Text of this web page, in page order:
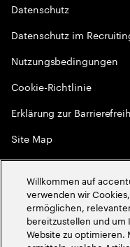
Datenschutz
Datenschutz im
Nutzungsbedingungen
Cookie-Richtlinie
Erklärung zur
Site Map
Globale Meritokratie
2026Accenture. Alle
Willkommen auf
verwenden wir
ermöglichen,
bereitzustellen und um
Website zu optimieren.